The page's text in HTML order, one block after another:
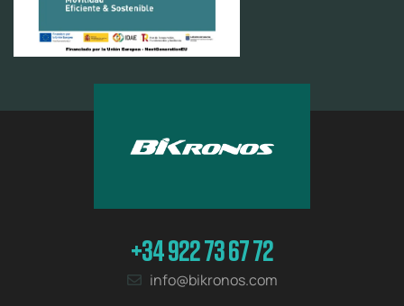
+34 922 73 67 72
info@bikronos.com